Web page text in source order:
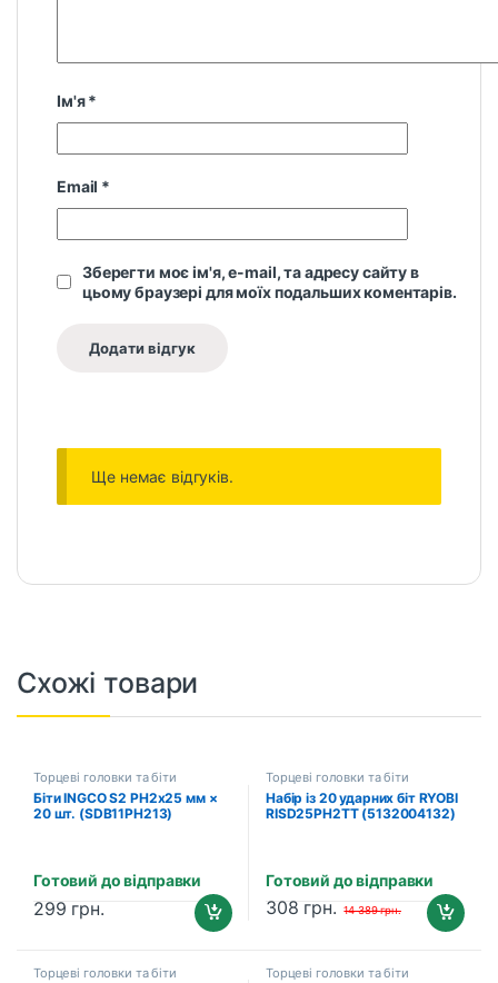
Ім'я*
Email *
Зберегти моє ім'я, e-mail, та адресу сайту в
цьому браузері для моїх подальших коментарів.
Ще немає відгуків.
Схожі товари
Торцеві головки та біти
Біти INGCO S2 PH2x25 мм ×
20 шт. (SDB11PH213)
Готовий до відправки
299 грн.
Торцеві головки та біти
Набір із 20 ударних біт RYOBI
RISD25PH2TT (5132004132)
Готовий до відправки
308 грн. 14 389грн.
Торцеві головки та біти Торцеві головки та біти